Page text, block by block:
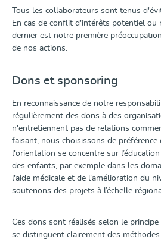
Tous les collaborateurs sont tenus
En cas de conflit d'intérêts potentiel ou
dernier est notre première
de nos actions.
Dons et sponsoring
En reconnaissance de notre
régulièrement des dons à des
n'entretiennent pas de relations
faisant, nous choisissons de
l'orientation se concentre sur
des enfants, par exemple dans les
l'aide médicale et de l'amélioration du
soutenons des projets à l’échelle
Ces dons sont réalisés selon le
se distinguent clairement des